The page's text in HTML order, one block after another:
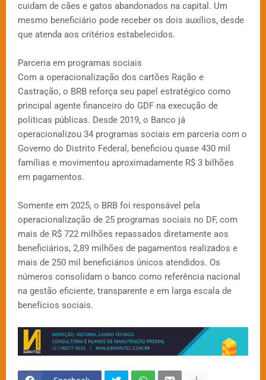
cuidam de cães e gatos abandonados na capital. Um
mesmo beneficiário pode receber os dois auxílios, desde
que atenda aos critérios estabelecidos.
Parceria em programas sociais
Com a operacionalização dos cartões Ração e
Castração, o BRB reforça seu papel estratégico como
principal agente financeiro do GDF na execução de
políticas públicas. Desde 2019, o Banco já
operacionalizou 34 programas sociais em parceria com o
Governo do Distrito Federal, beneficiou quase 430 mil
famílias e movimentou aproximadamente R$ 3 bilhões
em pagamentos.
Somente em 2025, o BRB foi responsável pela
operacionalização de 25 programas sociais no DF, com
mais de R$ 722 milhões repassados diretamente aos
beneficiários, 2,89 milhões de pagamentos realizados e
mais de 250 mil beneficiários únicos atendidos. Os
números consolidam o banco como referência nacional
na gestão eficiente, transparente e em larga escala de
benefícios sociais.